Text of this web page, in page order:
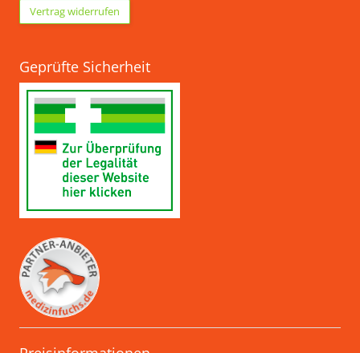
Vertrag widerrufen
Geprüfte Sicherheit